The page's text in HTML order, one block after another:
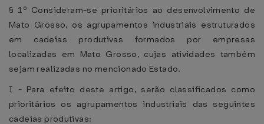
§ 1º Consideram-se prioritários ao desenvolvimento de
Mato Grosso, os agrupamentos industriais estruturados
em cadeias produtivas formados por empresas
localizadas em Mato Grosso, cujas atividades também
sejam realizadas no mencionado Estado.
I - Para efeito deste artigo, serão classificados como
prioritários os agrupamentos industriais das seguintes
cadeias produtivas: